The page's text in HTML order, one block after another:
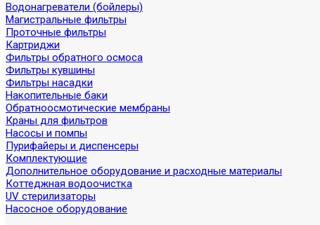
Водонагреватели (бойлеры)
Магистральные фильтры
Проточные фильтры
Картриджи
Фильтры обратного осмоса
Фильтры кувшины
Фильтры насадки
Накопительные баки
Обратноосмотические мембраны
Краны для фильтров
Насосы и помпы
Пурифайеры и диспенсеры
Комплектующие
Дополнительное оборудование и расходные материалы
Коттеджная водоочистка
UV стерилизаторы
Насосное оборудование